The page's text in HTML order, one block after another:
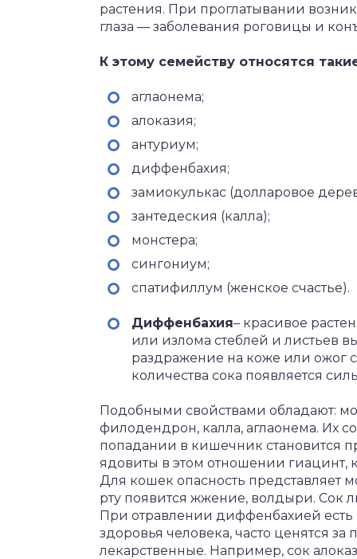
растения. При проглатывании
глаза — заболевания роговицы и
К этому семейству относятся
аглаонема;
алоказия;
антуриум;
диффенбахия;
замиокулькас (долларовое
зантедеския (калла);
монстера;
сингониум;
спатифиллум (женское счастье).
Диффенбахия– красивое
или излома стеблей и листьев
раздражение на коже или ожог
количества сока появляется
Подобными свойствами обладают:
филодендрон, калла, аглаонема. Их
попадании в кишечник становится
ядовиты в этом отношении гиацинт,
Для кошек опасность представляет
рту появится жжение, волдыри. Сок
При отравлении диффенбахией есть
здоровья человека, часто ценятся
лекарственные. Например, сок